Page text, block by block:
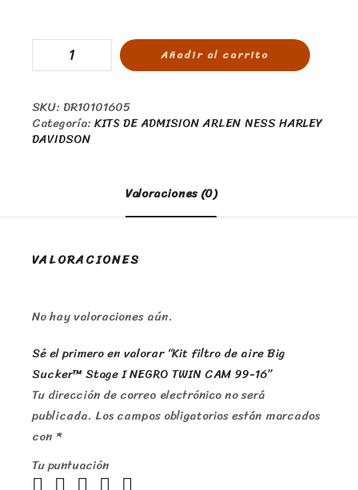
Añadir al carrito
SKU: DR10101605
Categoría:KITS DE ADMISION ARLEN NESS HARLEY
DAVIDSON
Valoraciones (0)
VALORACIONES
No hay valoraciones aún.
Sé el primero en valorar “Kit filtro de aire Big
Sucker™ Stage I NEGRO TWIN CAM 99-16”
Tu dirección de correo electrónico no será
publicada. Los campos obligatorios están marcados
con *
Tu puntuación